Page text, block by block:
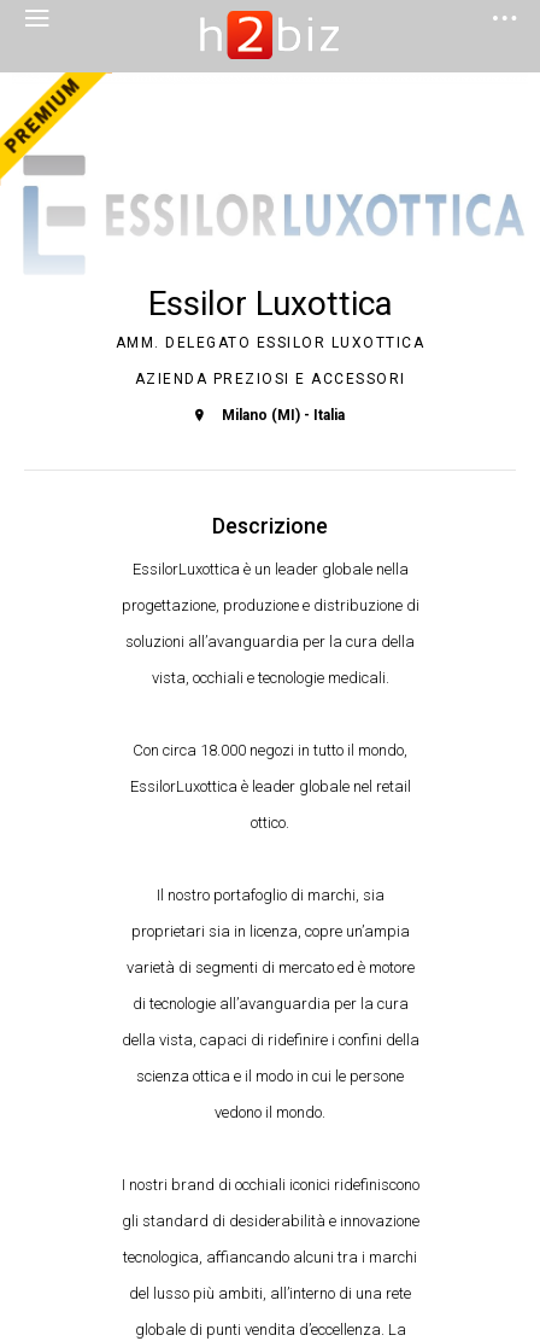
Essilor Luxottica
AMM. DELEGATO ESSILOR LUXOTTICA
AZIENDA PREZIOSI E ACCESSORI
Milano (MI) - Italia
Descrizione
EssilorLuxottica è un leader globale nella
progettazione, produzione e distribuzione di
soluzioni all’avanguardia per la cura della
vista, occhiali e tecnologie medicali.
Con circa 18.000 negozi in tutto il mondo,
EssilorLuxottica è leader globale nel retail
ottico.
Il nostro portafoglio di marchi, sia
proprietari sia in licenza, copre un’ampia
varietà di segmenti di mercato ed è motore
di tecnologie all’avanguardia per la cura
della vista, capaci di ridefinire i confini della
scienza ottica e il modo in cui le persone
vedono il mondo.
I nostri brand di occhiali iconici ridefiniscono
gli standard di desiderabilità e innovazione
tecnologica, affiancando alcuni tra i marchi
del lusso più ambiti, all’interno di una rete
globale di punti vendita d’eccellenza. La